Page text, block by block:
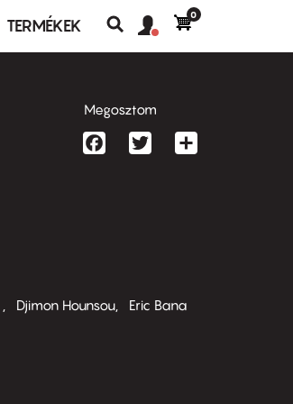
TERMÉKEK
Keresés
fiók
Felhasználói
0
Djimon Hounsou Eric Bana
Megosztom
FacebookTwitter